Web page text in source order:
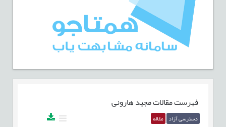
فهرست مقالاتمجید هارونی
دسترسی آزاد مقاله